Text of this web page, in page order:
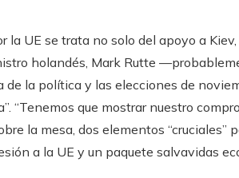
la UE se trata no solo del apoyo a
holandés, Mark Rutte
de la política y las elecciones de
“Tenemos que mostrar nuestro
la mesa, dos elementos
a la UE y un paquete salvavidas